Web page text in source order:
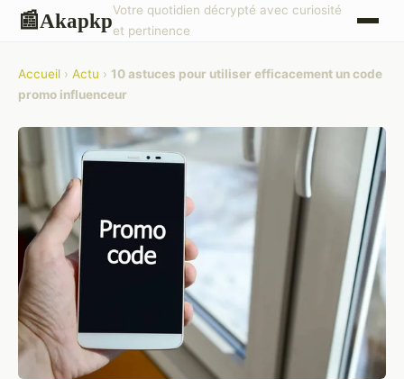
📰AkapkpVotre quotidien décrypté avec curiosité
et pertinence
Accueil › Actu › 10 astuces pour utiliser efficacement un code
promo influenceur